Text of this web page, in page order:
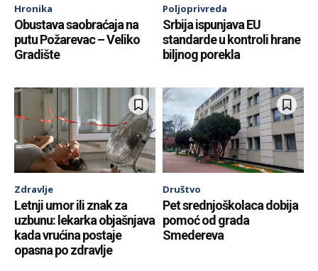
Hronika
Obustava saobraćaja na
putu Požarevac – Veliko
Gradište
Poljoprivreda
Srbija ispunjava EU
standarde u kontroli hrane
biljnog porekla
Zdravlje
Letnji umor ili znak za
uzbunu: lekarka objašnjava
kada vrućina postaje
opasna po zdravlje
Društvo
Pet srednjoškolaca dobija
pomoć od grada
Smedereva